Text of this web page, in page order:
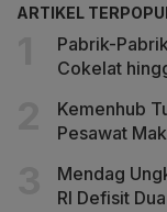
ARTIKEL
Pabrik-
Cokelat
Kemenhub
Pesawat
Mendag
RI Defisit